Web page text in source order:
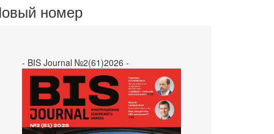
номер
- BIS Journal №2(61)2026 -